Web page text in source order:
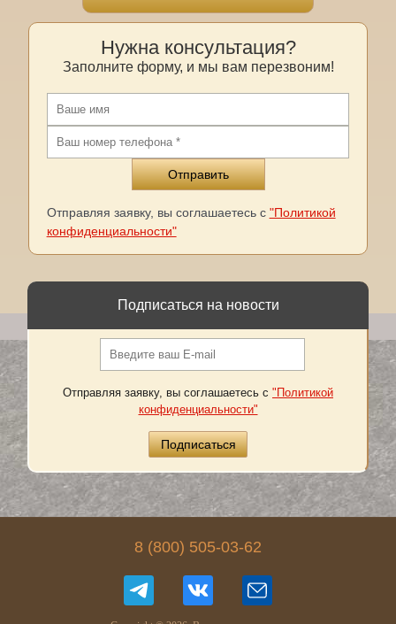
Нужна консультация?
Заполните форму, и мы вам перезвоним!
Отправляя заявку, вы соглашаетесь с "Политикой
конфиденциальности"
Подписаться на новости
Отправляя заявку, вы соглашаетесь с "Политикой
конфиденциальности"
8 (800) 505-03-62